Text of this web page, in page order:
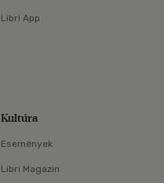
Libri App
Kultúra
Események
Libri Magazin